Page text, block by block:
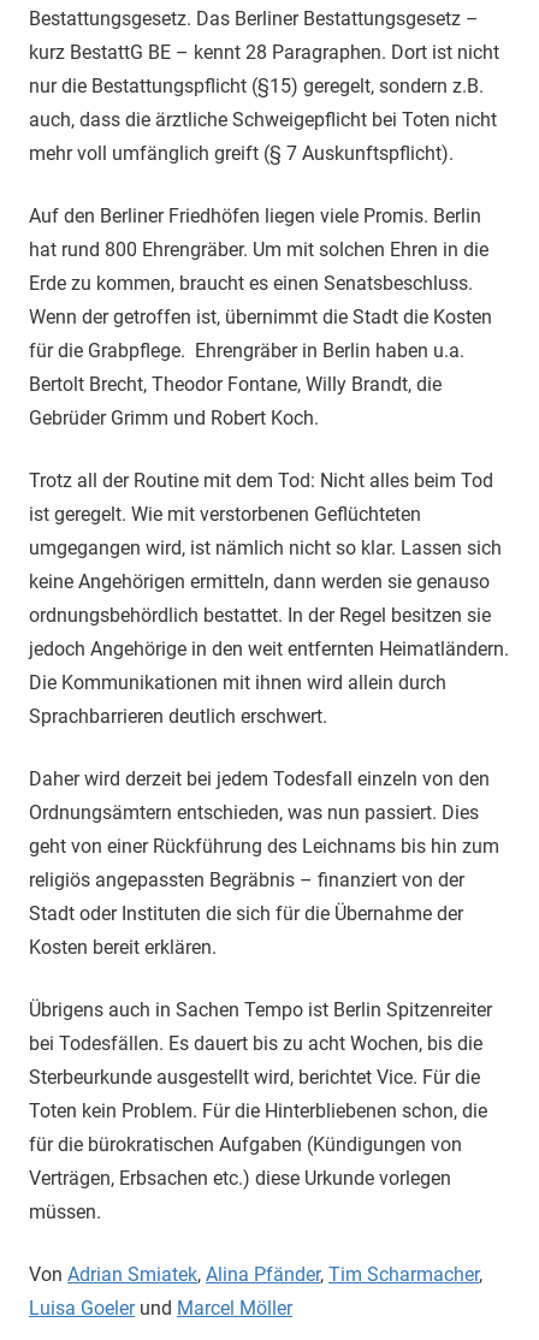
Bestattungsgesetz. Das Berliner Bestattungsgesetz –
kurz BestattG BE – kennt 28 Paragraphen. Dort ist nicht
nur die Bestattungspflicht (§15) geregelt, sondern z.B.
auch, dass die ärztliche Schweigepflicht bei Toten nicht
mehr voll umfänglich greift (§ 7 Auskunftspflicht).
Auf den Berliner Friedhöfen liegen viele Promis. Berlin
hat rund 800 Ehrengräber. Um mit solchen Ehren in die
Erde zu kommen, braucht es einen Senatsbeschluss.
Wenn der getroffen ist, übernimmt die Stadt die Kosten
für die Grabpflege. Ehrengräber in Berlin haben u.a.
Bertolt Brecht, Theodor Fontane, Willy Brandt, die
Gebrüder Grimm und Robert Koch.
Trotz all der Routine mit dem Tod: Nicht alles beim Tod
ist geregelt. Wie mit verstorbenen Geflüchteten
umgegangen wird, ist nämlich nicht so klar. Lassen sich
keine Angehörigen ermitteln, dann werden sie genauso
ordnungsbehördlich bestattet. In der Regel besitzen sie
jedoch Angehörige in den weit entfernten Heimatländern.
Die Kommunikationen mit ihnen wird allein durch
Sprachbarrieren deutlich erschwert.
Daher wird derzeit bei jedem Todesfall einzeln von den
Ordnungsämtern entschieden, was nun passiert. Dies
geht von einer Rückführung des Leichnams bis hin zum
religiös angepassten Begräbnis – finanziert von der
Stadt oder Instituten die sich für die Übernahme der
Kosten bereit erklären.
Übrigens auch in Sachen Tempo ist Berlin Spitzenreiter
bei Todesfällen. Es dauert bis zu acht Wochen, bis die
Sterbeurkunde ausgestellt wird, berichtet Vice. Für die
Toten kein Problem. Für die Hinterbliebenen schon, die
für die bürokratischen Aufgaben (Kündigungen von
Verträgen, Erbsachen etc.) diese Urkunde vorlegen
müssen.
Von Adrian Smiatek, Alina Pfänder, Tim Scharmacher,
Luisa Goelerund Marcel Möller